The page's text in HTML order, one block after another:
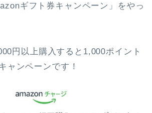
ギフト券キャンペーン」をやっ
円以上購入すると1,000ポイント
ャンペーンです！